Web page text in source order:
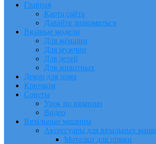
Главная
Карта сайта
Давайте знакомиться
Вязаные модели
Для женщин
Для мужчин
Для детей
Для животных
Декор для дома
Крючком
Советы
Урок по вязанию
Видео
Вязальные машины
Аксессуары для вязальных
Моталки для пряжи